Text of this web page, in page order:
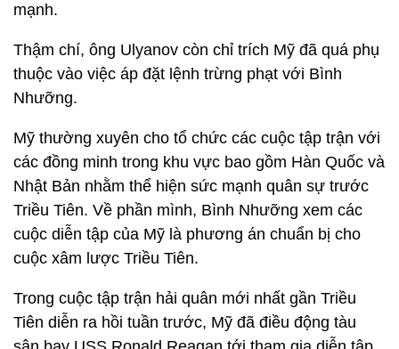
mạnh.
Thậm chí, ông Ulyanov còn chỉ trích Mỹ đã quá phụ
thuộc vào việc áp đặt lệnh trừng phạt với Bình
Nhưỡng.
Mỹ thường xuyên cho tổ chức các cuộc tập trận với
các đồng minh trong khu vực bao gồm Hàn Quốc và
Nhật Bản nhằm thể hiện sức mạnh quân sự trước
Triều Tiên. Về phần mình, Bình Nhưỡng xem các
cuộc diễn tập của Mỹ là phương án chuẩn bị cho
cuộc xâm lược Triều Tiên.
Trong cuộc tập trận hải quân mới nhất gần Triều
Tiên diễn ra hồi tuần trước, Mỹ đã điều động tàu